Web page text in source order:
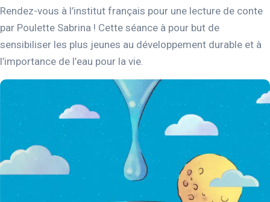
Rendez-vous à l’institut français pour une lecture de conte
par Poulette Sabrina ! Cette séance à pour but de
sensibiliser les plus jeunes au développement durable et à
l’importance de l’eau pour la vie.